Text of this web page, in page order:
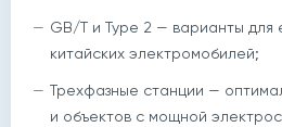
GB/T и Type 2 — варианты для
китайских электромобилей;
Трехфазные станции —
и объектов с мощной